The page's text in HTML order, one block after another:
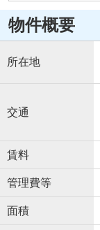
物件概要
所在地
交通
賃料
管理費等
面積